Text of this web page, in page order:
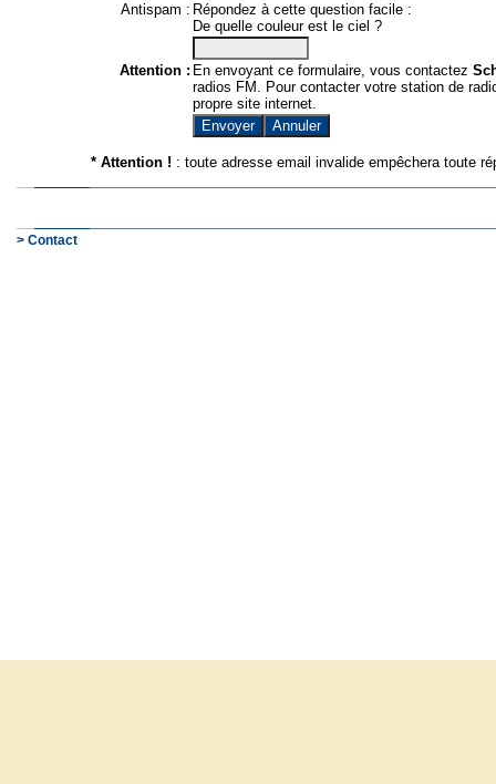
Antispam : Répondez à cette question facile :
De quelle couleur est le ciel ?
Attention : En envoyant ce formulaire, vous contactez
radios FM. Pour contacter votre station de
propre site internet.
* Attention ! : toute adresse email invalide empêchera toute
> Contact